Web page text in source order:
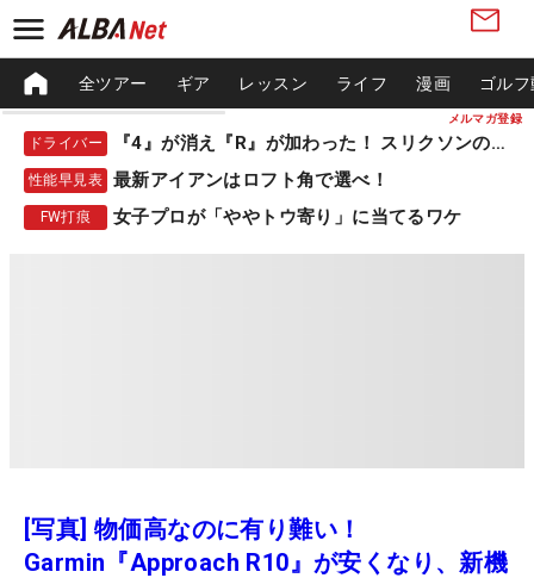
メルマガ登録
全ツアー ギア レッスン ライフ 漫画 ゴル
ドライバー 『4』が消え『R』が加わった！ スリクソンの新作
性能早見表 最新アイアンはロフト角で選べ！
FW打痕 女子プロが「ややトウ寄り」に当てるワケ
[写真] 物価高なのに有り難い！
Garmin『Approach R10』が安くなり、新機